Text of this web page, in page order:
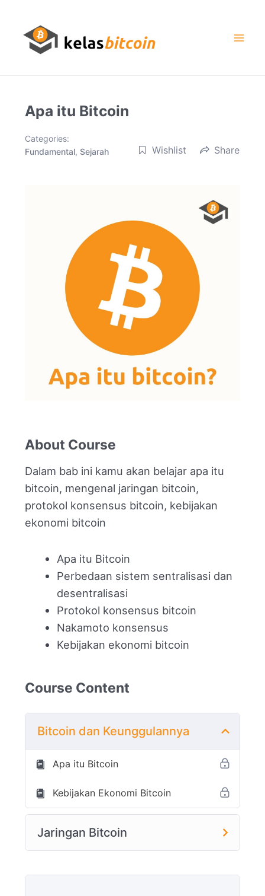
content
Apa itu Bitcoin
Categories:
Fundamental, Sejarah Wishlist Share
About Course
Dalam bab ini kamu akan belajar apa itu
bitcoin, mengenal jaringan bitcoin,
protokol konsensus bitcoin, kebijakan
ekonomi bitcoin
Apa itu Bitcoin
Perbedaan sistem sentralisasi dan
desentralisasi
Protokol konsensus bitcoin
Nakamoto konsensus
Kebijakan ekonomi bitcoin
Course Content
Bitcoin dan Keunggulannya
Apa itu Bitcoin
Kebijakan Ekonomi Bitcoin
Jaringan Bitcoin